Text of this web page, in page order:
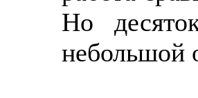
Но
небольшой